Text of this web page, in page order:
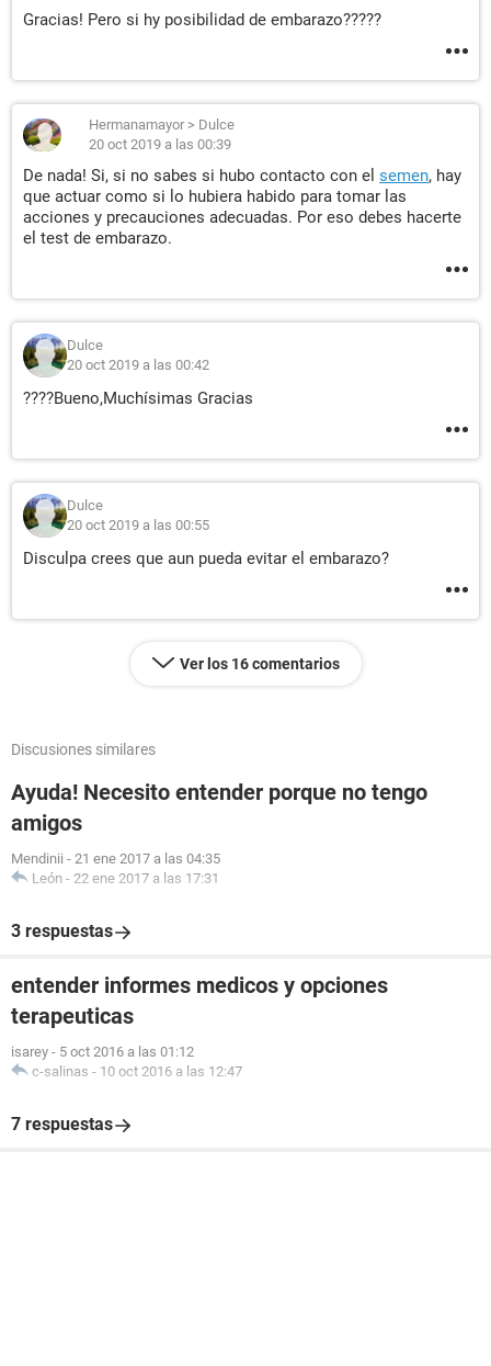
Gracias! Pero si hy posibilidad de embarazo?????
Hermanamayor > Dulce
20 oct 2019 a las 00:39
De nada! Si, si no sabes si hubo contacto con el semen, hay
que actuar como si lo hubiera habido para tomar las
acciones y precauciones adecuadas. Por eso debes hacerte
el test de embarazo.
Dulce
20 oct 2019 a las 00:42
????Bueno,Muchísimas Gracias
Dulce
20 oct 2019 a las 00:55
Disculpa crees que aun pueda evitar el embarazo?
Ver los 16 comentarios
Discusiones similares
Ayuda! Necesito entender porque no tengo
amigos
Mendinii - 21 ene 2017 a las 04:35
León - 22 ene 2017 a las 17:31
3 respuestas
entender informes medicos y opciones
terapeuticas
isarey - 5 oct 2016 a las 01:12
c-salinas - 10 oct 2016 a las 12:47
7 respuestas